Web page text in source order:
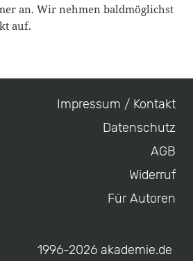
an. Wir nehmen baldmöglichst
auf.
Impressum / Kontakt
Datenschutz
AGB
Widerruf
Für Autoren
1996-2026 akademie.de